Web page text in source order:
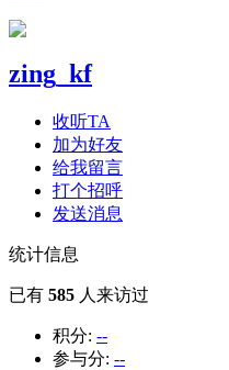
zing_kf
收听TA
加为好友
给我留言
打个招呼
发送消息
统计信息
已有 585 人来访过
积分: --
参与分: --